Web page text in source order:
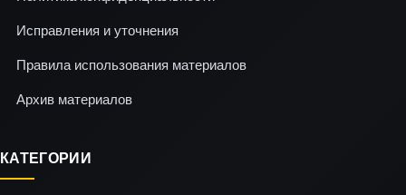
Исправления и уточнения
Правила использования материалов
Архив материалов
КАТЕГОРИИ